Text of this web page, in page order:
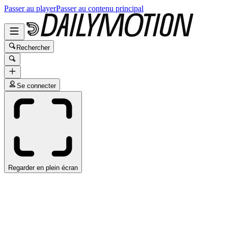
Passer au playerPasser au contenu principal
Rechercher
Se connecter
Regarder en plein écran